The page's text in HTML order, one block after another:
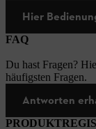
Hier
FAQ
Du hast Fragen?
häufigsten Fragen.
Antworten